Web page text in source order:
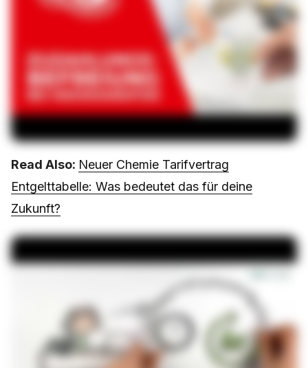
Read Also: Neuer Chemie Tarifvertrag
Entgelttabelle: Was bedeutet das für deine
Zukunft?